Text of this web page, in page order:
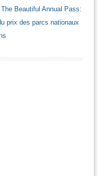
Beautiful Annual Pass:
prix des parcs nationaux